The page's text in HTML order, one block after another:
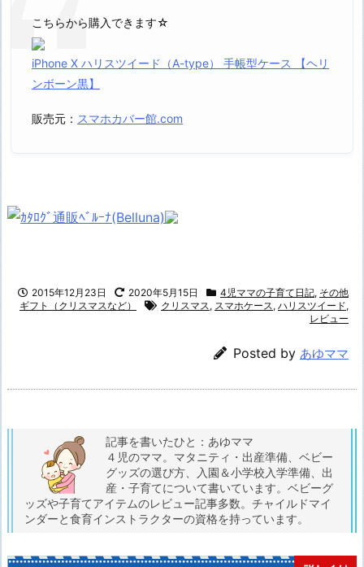
こちらから購入できます☆
iPhone X ハリスツイード（A-type） 手帳型ケース 【ヘリ
ンボーン黒】
販売元： スマホカバー館.com
2015年12月23日 2020年5月15日 4児ママの子育て日記, その他
ギフト（クリスマスなど）
クリスマス , スマホケース , ハリスツイード,
レビュー
Posted by あゆママ
記事を書いたひと：あゆママ
４児のママ。マタニティ・出産準備、ベビー
グッズの選び方、入園＆小学校入学準備、出
産・子育てについて書いています。ベビーグ
ッズや子育てアイテムのレビュー記事多数。チャイルドマイ
ンダーと食育インストラクターの資格を持っています。